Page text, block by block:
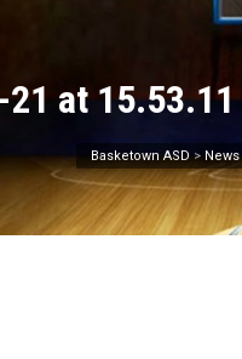
at 15.53.11
Basketown ASD> News